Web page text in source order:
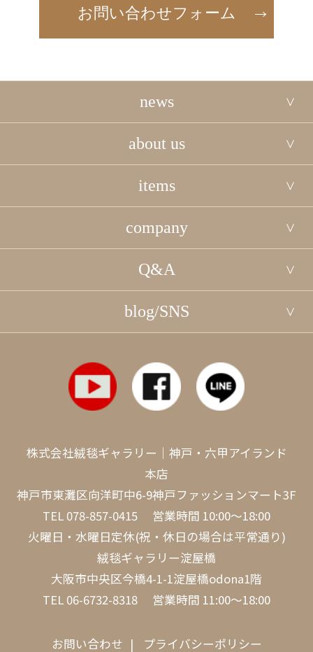
お問い合わせフォーム
news
about us
items
company
Q&A
blog/SNS
株式会社絨毯ギャラリー｜神戸・六甲アイランド
本店
神戸市東灘区向洋町中6-9神戸ファッションマート3F
TEL 078-857-0415 営業時間 10:00～18:00
火曜日・水曜日定休(祝・休日の場合は平常通り)
絨毯ギャラリー淀屋橋
大阪市中央区今橋4-1-1淀屋橋odona1階
TEL 06-6732-8318 営業時間 11:00～18:00
お問い合わせ プライバシーポリシー